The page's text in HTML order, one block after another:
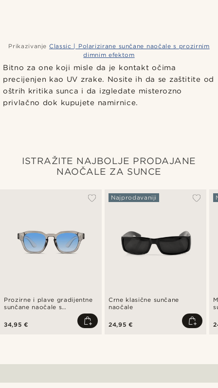
Prikazivanje Classic | Polarizirane sunčane naočale s prozirnim
dimnim efektom
Bitno za one koji misle da je kontakt očima
precijenjen kao UV zrake. Nosite ih da se zaštitite od
oštrih kritika sunca i da izgledate misterozno
privlačno dok kupujete namirnice.
ISTRAŽITE NAJBOLJE PRODAJANE
NAOČALE ZA SUNCE
Prozirne i plave gradijentne
sunčane naočale s
geometrijskim rog okvirom
34,95 €
Crne klasične sunčane
naočale
Najprodavaniji
24,95 €